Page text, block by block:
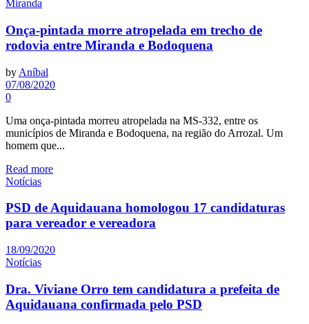
Miranda
Onça-pintada morre atropelada em trecho de
rodovia entre Miranda e Bodoquena
by Aníbal
07/08/2020
0
Uma onça-pintada morreu atropelada na MS-332, entre os
municípios de Miranda e Bodoquena, na região do Arrozal. Um
homem que...
Read more
Notícias
PSD de Aquidauana homologou 17 candidaturas
para vereador e vereadora
18/09/2020
Notícias
Dra. Viviane Orro tem candidatura a prefeita de
Aquidauana confirmada pelo PSD